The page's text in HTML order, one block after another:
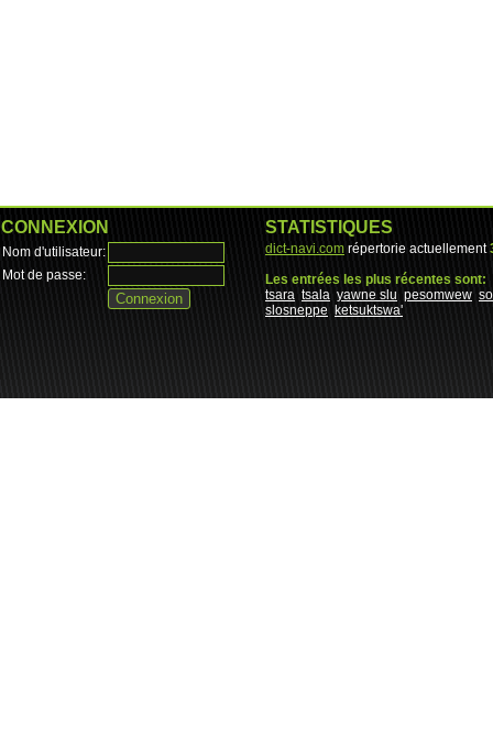
CONNEXION
Nom d'utilisateur:
Mot de passe:
STATISTIQUES
dict-navi.com répertorie actuellement
Les entrées les plus récentes sont:
tsara tsala yawne slu pesomwew
slosneppe
ketsuktswa'